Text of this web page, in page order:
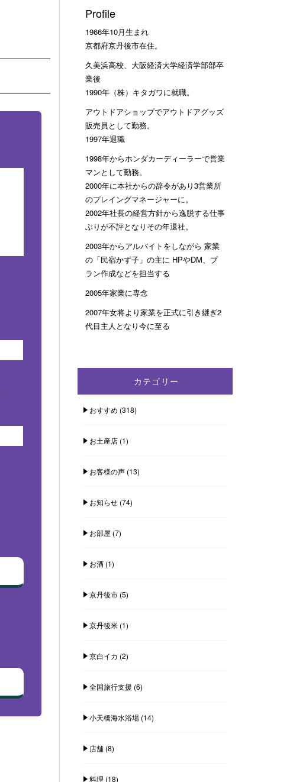
Profile
1966年10月生まれ
京都府京丹後市在住。
久美浜高校、大阪経済大学経済学部部卒
業後
1990年（株）キタガワに就職。
アウトドアショップでアウトドアグッズ
販売員として勤務。
1997年退職
1998年からホンダカーディーラーで営業
マンとして勤務。
2000年に本社からの辞令があり3営業所
のプレイングマネージャーに。
2002年社長の経営方針から逸脱する仕事
ぶりが不評となりその年退社。
2003年からアルバイトをしながら 家業
の「民宿かず子」の主に HPやDM、プ
ラン作成などを担当する
2005年家業に専念
2007年女将より家業を正式に引き継ぎ2
代目主人となり今に至る
カテゴリー
おすすめ (318)
お土産店(1)
お客様の声(13)
お知らせ(74)
お部屋 (7)
お酒(1)
京丹後市(5)
京丹後米(1)
京白イカ (2)
全国旅行支援 (6)
小天橋海水浴場(14)
店舗(8)
料理 (18)